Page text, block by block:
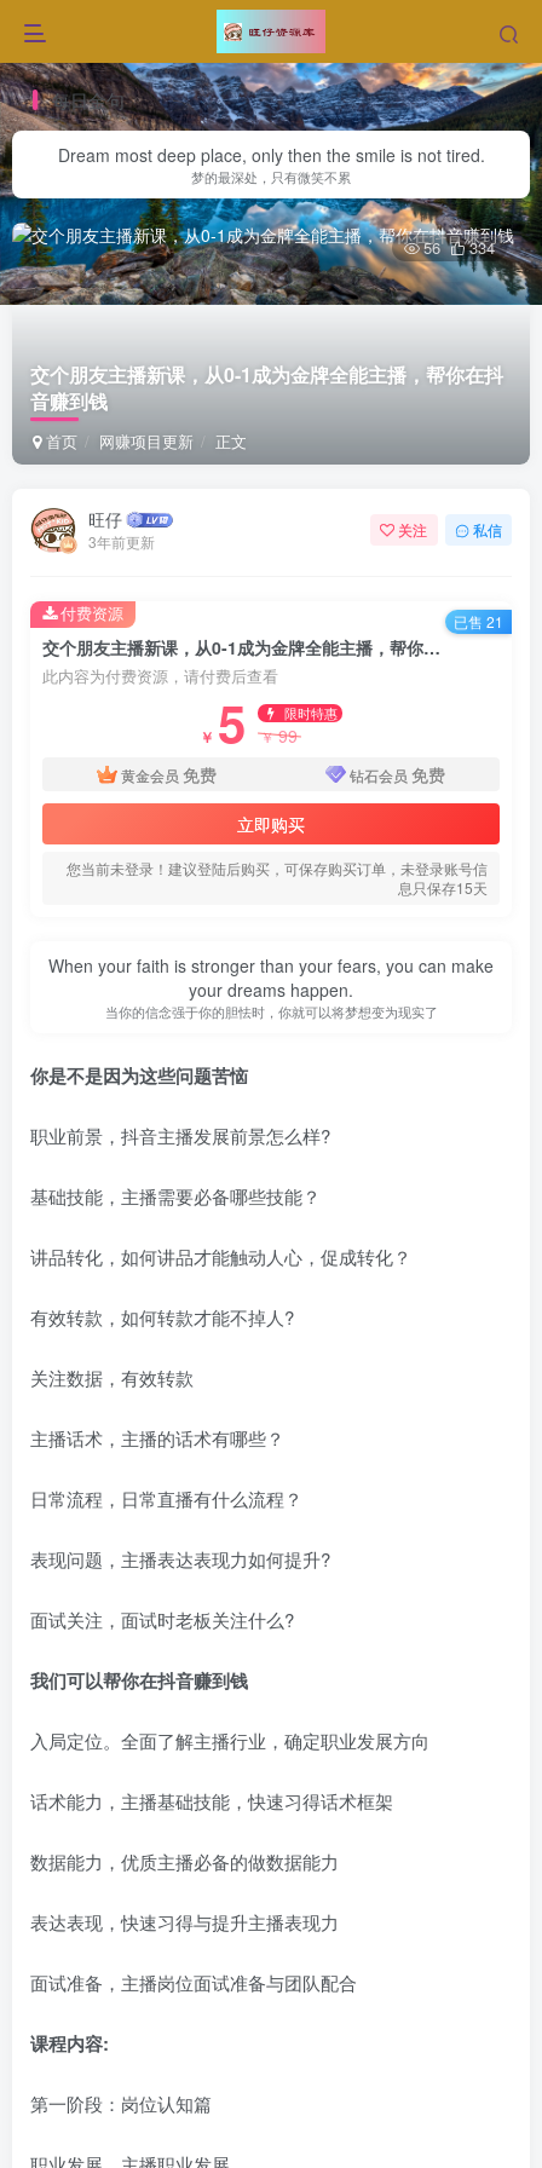
每日金句
Dream most deep place, only then the smile is not tired.
梦的最深处，只有微笑不累
交个朋友主播新课，从0-1成为金牌全能主播，帮你在抖
音赚到钱
首页 网赚项目更新 正文
56 334
旺仔
3年前更新
关注 私信
交个朋友主播新课，从0-1成为金牌全能主播，帮你在抖音赚到钱
此内容为付费资源，请付费后查看
￥ 5 限时特惠
￥99
黄金会员 免费 钻石会员 免费
立即购买
您当前未登录！建议登陆后购买，可保存购买订单，未登录账号信
息只保存15天
付费资源 已售 21
When your faith is stronger than your fears, you can make
your dreams happen.
当你的信念强于你的胆怯时，你就可以将梦想变为现实了
你是不是因为这些问题苦恼
职业前景，抖音主播发展前景怎么样?
基础技能，主播需要必备哪些技能？
讲品转化，如何讲品才能触动人心，促成转化？
有效转款，如何转款才能不掉人?
关注数据，有效转款
主播话术，主播的话术有哪些？
日常流程，日常直播有什么流程？
表现问题，主播表达表现力如何提升?
面试关注，面试时老板关注什么?
我们可以帮你在抖音赚到钱
入局定位。全面了解主播行业，确定职业发展方向
话术能力，主播基础技能，快速习得话术框架
数据能力，优质主播必备的做数据能力
表达表现，快速习得与提升主播表现力
面试准备，主播岗位面试准备与团队配合
课程内容:
第一阶段：岗位认知篇